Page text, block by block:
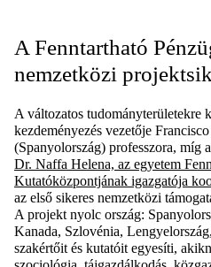
A Fenntartható
nemzetközi
A változatos tudományterületekre
kezdeményezés vezetője
(Spanyolország) professzora, míg
Dr. Naffa Helena, az egyetem
Kutatóközpontjának igazgatója
az első sikeres nemzetközi
A projekt nyolc ország:
Kanada, Szlovénia,
szakértőit és kutatóit egyesíti,